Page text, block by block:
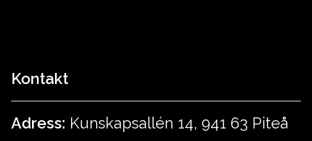
Kontakt
Adress: Kunskapsallén 14, 941 63 Piteå